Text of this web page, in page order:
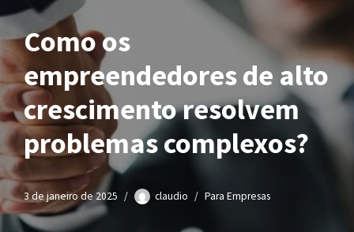
Como os
empreendedores de alto
crescimento resolvem
problemas complexos?
3 de janeiro de 2025 claudio Para Empresas